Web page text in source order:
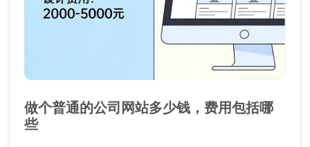
做个普通的公司网站多少钱，费用包括哪
些